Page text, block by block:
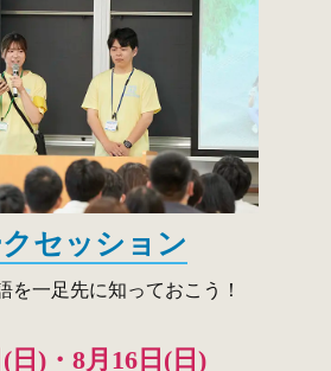
セッション
を一足先に知っておこう！
日)・8月16日(日)